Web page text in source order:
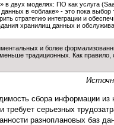
в двух моделях: ПО как услуга
в «облаке» - это пока выбор
стратегию интеграции и
хранилищ данных и
и более
традиционных. Как правило,
сбора информации из
серьезных
разноплановых баз